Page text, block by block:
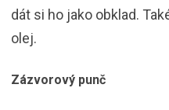
dát si ho jako obklad.
olej.
Zázvorový punč